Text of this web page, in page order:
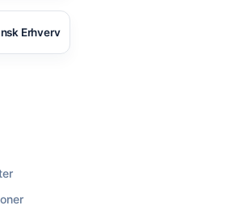
Erhverv